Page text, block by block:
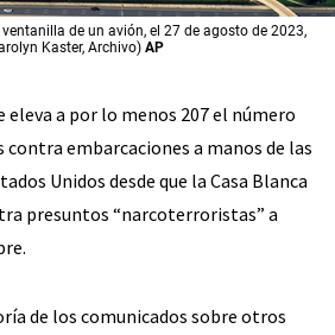
de un avión, el 27 de agosto de 2023,
Kaster, Archivo) AP
eleva a por lo menos 207 el número
contra embarcaciones a manos de las
Unidos desde que la Casa Blanca
presuntos “narcoterroristas” a
de los comunicados sobre otros